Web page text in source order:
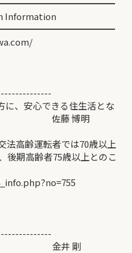
に、安心できる住生活とな
博明
法高齢運転者では70歳以上
後期高齢者75歳以上とのこ
か＞ 金井 剛